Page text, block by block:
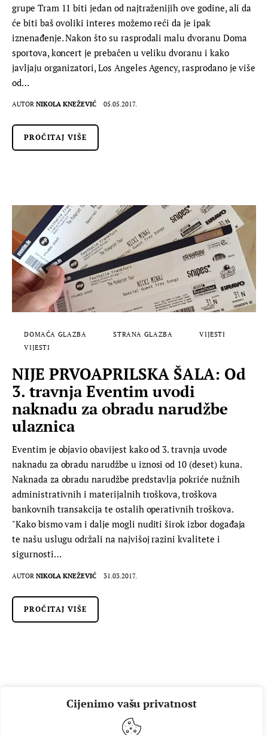
Cijenimo vašu privatnost
grupe Tram 11 biti jedan od najtraženijih ove godine, ali da
će biti baš ovoliki interes možemo reći da je ipak
iznenađenje. Nakon što su rasprodali malu dvoranu Doma
sportova, koncert je prebačen u veliku dvoranu i kako
javljaju organizatori, Los Angeles Agency, rasprodano je više
od…
AUTOR NIKOLA KNEŽEVIĆ 05.05.2017.
PROČITAJ VIŠE
DOMAĆA GLAZBA STRANA GLAZBA
VIJESTI
VIJESTI
NIJE PRVOAPRILSKA ŠALA: Od
3. travnja Eventim uvodi
naknadu za obradu narudžbe
ulaznica
Eventim je objavio obavijest kako od 3. travnja uvode
naknadu za obradu narudžbe u iznosi od 10 (deset) kuna.
Naknada za obradu narudžbe predstavlja pokriće nužnih
administrativnih i materijalnih troškova, troškova
bankovnih transakcija te ostalih operativnih troškova.
"Kako bismo vam i dalje mogli nuditi širok izbor događaja
te našu uslugu održali na najvišoj razini kvalitete i
sigurnosti…
AUTOR NIKOLA KNEŽEVIĆ 31.03.2017.
PROČITAJ VIŠE